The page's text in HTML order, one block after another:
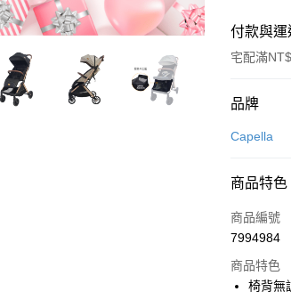
付款與運
宅配滿
付款方式
信用卡一次
運送方式
基本宅配
國際配送
品牌
Capella
商品特色
商品編號
7994984
商品特色
椅背無